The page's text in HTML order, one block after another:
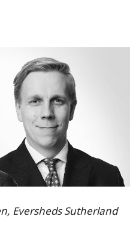
Eversheds Sutherland